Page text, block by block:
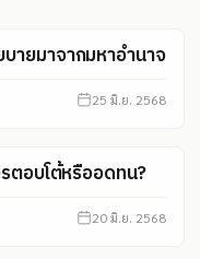
ายมาจากมหาอำนาจ
25 มิ.ย. 2568
ตอบโต้หรืออดทน?
20 มิ.ย. 2568